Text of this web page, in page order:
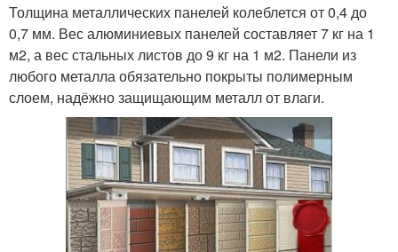
Толщина металлических панелей колеблется от 0,4 до
0,7 мм. Вес алюминиевых панелей составляет 7 кг на 1
м2, а вес стальных листов до 9 кг на 1 м2. Панели из
любого металла обязательно покрыты полимерным
слоем, надёжно защищающим металл от влаги.